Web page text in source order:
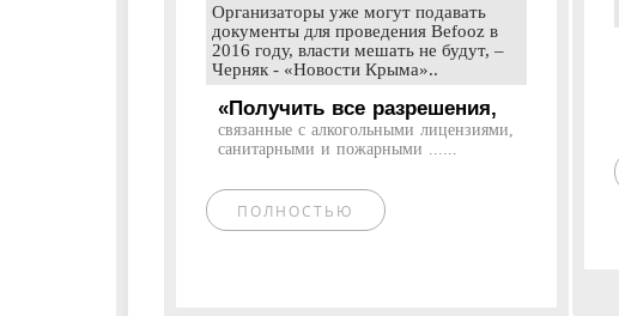
Организаторы уже могут подавать
документы для проведения Befooz в
2016 году, власти мешать не будут, –
Черняк - «Новости Крыма»..
«Получить все разрешения,
связанные с алкогольными лицензиями,
санитарными и пожарными ......
ПОЛНОСТЬЮ